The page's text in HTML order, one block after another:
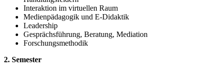
Interaktion im virtuellen Raum
Medienpädagogik und E-Didaktik
Leadership
Gesprächsführung, Beratung, Mediation
Forschungsmethodik
2. Semester